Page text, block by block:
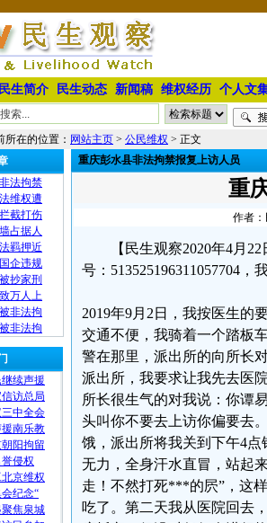
民生简介 民生动态 新闻稿 维权经历 个人文
所在的位置： 网站主页 > 公民维权 > 正文
法拘禁
维权遭
截打伤
占据人
羁押近
企违规
抄家刑
万人上
非法拘
非法拘
续声援
访总局
中全会
南乐教
阳拘留
侵权
京维权
纪念“
焦泉城
重庆彭水县非法拘禁报复上访人员
重
作者：
【民生观察2020年4月
号：513525196311057704
2019年9月2日，我按医生的
交通不便，我骑着一个踏板
警在那里，派出所的向所长
派出所，我要求让我先去医
所长很生气的对我说：你谭
头叫你不要去上访你偏要去
饿，派出所将我关到下午4
无力，全身汗水直冒，站起
走！不然打死***的屄”，这
吃了。第二天我从医院回去